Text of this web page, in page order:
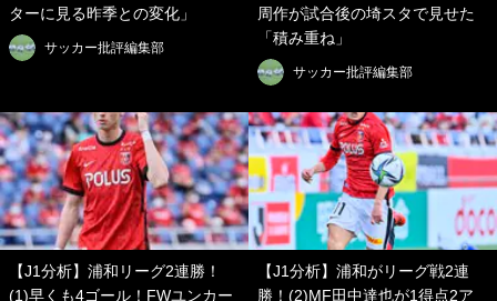
ターに見る昨季との変化」
サッカー批評編集部
周作が試合後の埼スタで見せた
「積み重ね」
サッカー批評編集部
【J1分析】浦和リーグ2連勝！
(1)早くも4ゴール！FWユンカー
【J1分析】浦和がリーグ戦2連
勝！(2)MF田中達也が1得点2ア